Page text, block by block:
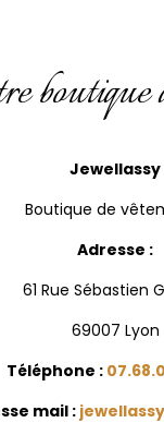
Jewellassy
Boutique de
Adresse :
61 Rue Sébastien
69007 Lyon
Téléphone :
mail :